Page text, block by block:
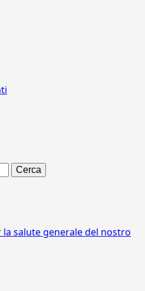
salute generale del nostro